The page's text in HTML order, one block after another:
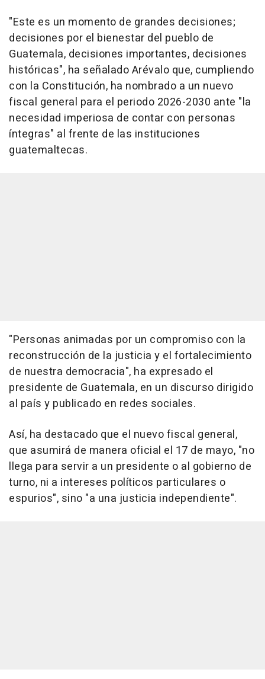
"Este es un momento de grandes decisiones;
decisiones por el bienestar del pueblo de
Guatemala, decisiones importantes, decisiones
históricas", ha señalado Arévalo que, cumpliendo
con la Constitución, ha nombrado a un nuevo
fiscal general para el periodo 2026-2030 ante "la
necesidad imperiosa de contar con personas
íntegras" al frente de las instituciones
guatemaltecas.
"Personas animadas por un compromiso con la
reconstrucción de la justicia y el fortalecimiento
de nuestra democracia", ha expresado el
presidente de Guatemala, en un discurso dirigido
al país y publicado en redes sociales.
Así, ha destacado que el nuevo fiscal general,
que asumirá de manera oficial el 17 de mayo, "no
llega para servir a un presidente o al gobierno de
turno, ni a intereses políticos particulares o
espurios", sino "a una justicia independiente".